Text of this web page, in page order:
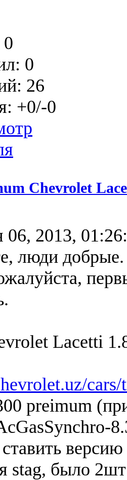
0
26
+0/-0
Chevrolet
06, 2013,
люди добрые.
Lacetti
preimum
stag, было